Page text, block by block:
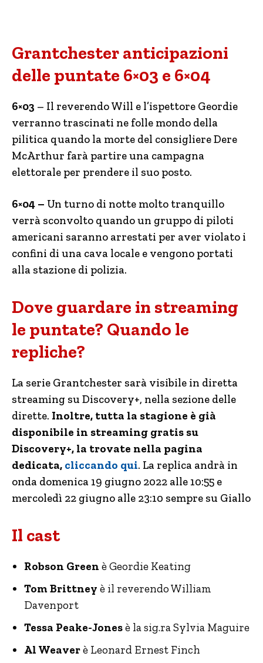
Grantchester anticipazioni
delle puntate 6×03 e 6×04
6×03 – Il reverendo Will e l’ispettore Geordie
verranno trascinati ne folle mondo della
pilitica quando la morte del consigliere Dere
McArthur farà partire una campagna
elettorale per prendere il suo posto.
6×04 – Un turno di notte molto tranquillo
verrà sconvolto quando un gruppo di piloti
americani saranno arrestati per aver violato i
confini di una cava locale e vengono portati
alla stazione di polizia.
Dove guardare in streaming
le puntate? Quando le
repliche?
La serie Grantchester sarà visibile in diretta
streaming su Discovery+, nella sezione delle
dirette. Inoltre, tutta la stagione è già
disponibile in streaming gratis su
Discovery+, la trovate nella pagina
dedicata, cliccando qui. La replica andrà in
onda domenica 19 giugno 2022 alle 10:55 e
mercoledì 22 giugno alle 23:10 sempre su Giallo
Il cast
Robson Green è Geordie Keating
Tom Brittney è il reverendo William
Davenport
Tessa Peake-Jonesè la sig.ra Sylvia Maguire
Al Weaverè Leonard Ernest Finch